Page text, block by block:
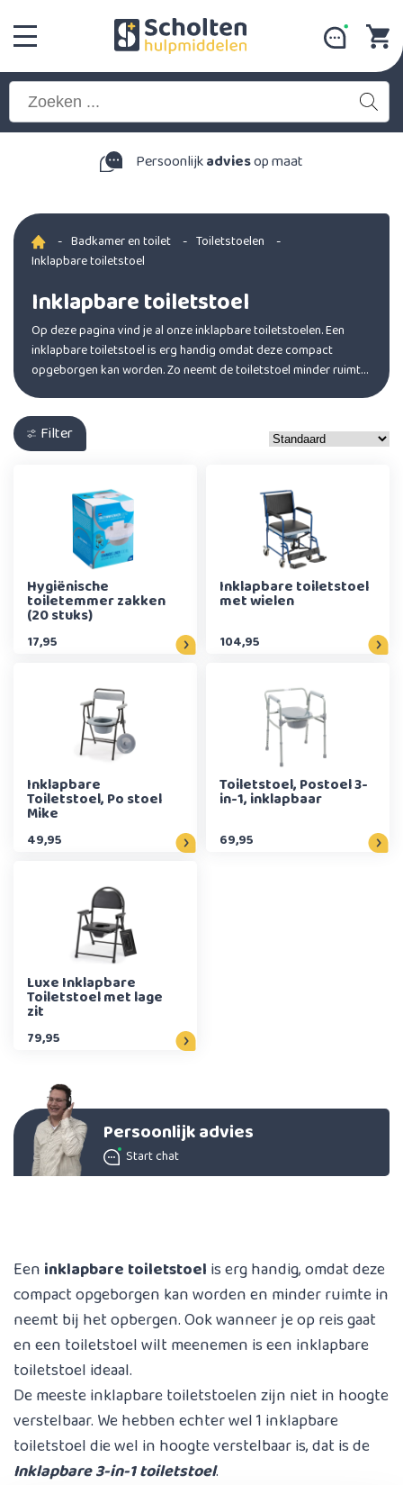
Persoonlijkadviesop maat
- Badkamer en toilet - Toiletstoelen
-
Inklapbare toiletstoel
Inklapbare toiletstoel
Op deze pagina vind je al onze inklapbare toiletstoelen. Een
inklapbare toiletstoel is erg handig omdat deze compact
opgeborgen kan worden. Zo neemt de toiletstoel minder ruimte
Filter
Hygiënische
toiletemmer zakken
(20 stuks)
17,95
Inklapbare toiletstoel
met wielen
104,95
Inklapbare
Toiletstoel, Po stoel
Mike
49,95
Toiletstoel, Postoel 3-
in-1, inklapbaar
69,95
Luxe Inklapbare
Toiletstoel met lage
zit
79,95
Persoonlijk advies
Start chat
Een inklapbare toiletstoel is erg handig, omdat deze
compact opgeborgen kan worden en minder ruimte in
neemt bij het opbergen. Ook wanneer je op reis gaat
en een toiletstoel wilt meenemen is een inklapbare
toiletstoel ideaal.
De meeste inklapbare toiletstoelen zijn niet in hoogte
verstelbaar. We hebben echter wel 1 inklapbare
toiletstoel die wel in hoogte verstelbaar is, dat is de
Inklapbare 3-in-1 toiletstoel.